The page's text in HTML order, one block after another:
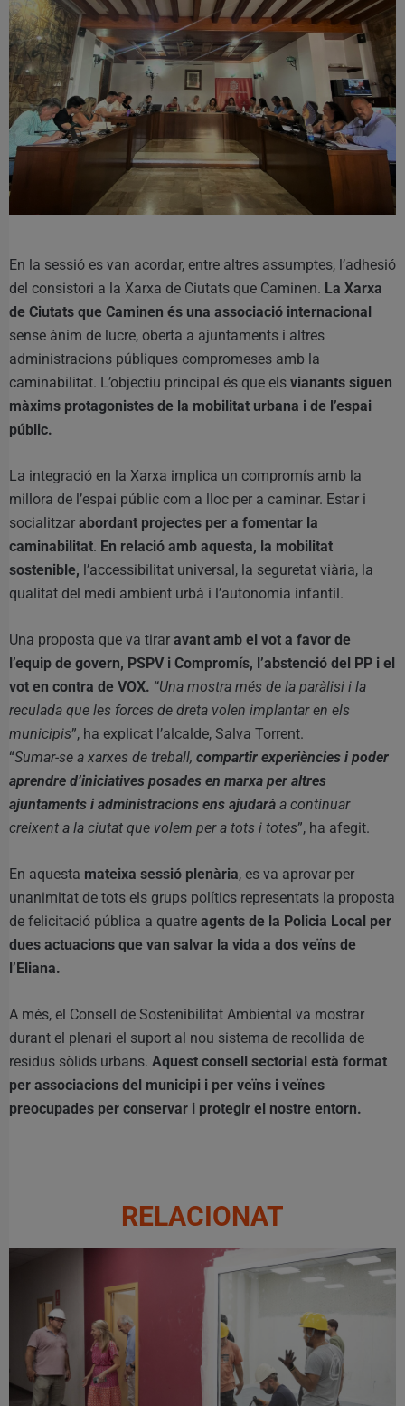
En la sessió es van acordar, entre altres assumptes, l’adhesió
del consistori a la Xarxa de Ciutats que Caminen. La Xarxa
de Ciutats que Caminen és una associació internacional
sense ànim de lucre, oberta a ajuntaments i altres
administracions públiques compromeses amb la
caminabilitat. L’objectiu principal és que els vianants siguen
màxims protagonistes de la mobilitat urbana i de l’espai
públic.
La integració en la Xarxa implica un compromís amb la
millora de l’espai públic com a lloc per a caminar. Estar i
socialitzar abordant projectes per a fomentar la
caminabilitat. En relació amb aquesta, la mobilitat
sostenible, l’accessibilitat universal, la seguretat viària, la
qualitat del medi ambient urbà i l’autonomia infantil.
Una proposta que va tirar avant amb el vot a favor de
l’equip de govern, PSPV i Compromís, l’abstenció del PP i el
vot en contra de VOX. “Una mostra més de la paràlisi i la
reculada que les forces de dreta volen implantar en els
municipis”, ha explicat l’alcalde, Salva Torrent.
“Sumar-se a xarxes de treball, compartir experiències i poder
aprendre d’iniciatives posades en marxa per altres
ajuntaments i administracions ens ajudarà a continuar
creixent a la ciutat que volem per a tots i totes”, ha afegit.
En aquesta mateixa sessió plenària, es va aprovar per
unanimitat de tots els grups polítics representats la proposta
de felicitació pública a quatre agents de la Policia Local per
dues actuacions que van salvar la vida a dos veïns de
l’Eliana.
A més, el Consell de Sostenibilitat Ambiental va mostrar
durant el plenari el suport al nou sistema de recollida de
residus sòlids urbans. Aquest consell sectorial està format
per associacions del municipi i per veïns i veïnes
preocupades per conservar i protegir el nostre entorn.
RELACIONAT